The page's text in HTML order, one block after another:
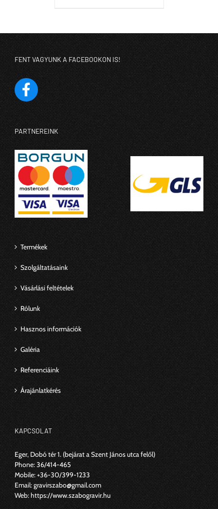
FENT VAGYUNK A FACEBOOKON IS!
PARTNEREINK
Termékek
Szolgáltatásaink
Vásárlási feltételek
Rólunk
Hasznos információk
Galéria
Referenciáink
Árajánlatkérés
KAPCSOLAT
Eger, Dobó tér 1.(bejárat a Szent János utca felől)
Phone:36/414-465
Mobile:+36-30/399-1233
Email:gravirszabo@gmail.com
Web:https://www.szabogravir.hu